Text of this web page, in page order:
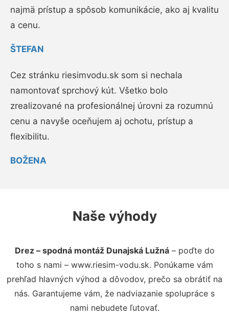
najmä prístup a spôsob komunikácie, ako aj kvalitu
a cenu.
ŠTEFAN
Cez stránku riesimvodu.sk som si nechala
namontovať sprchový kút. Všetko bolo
zrealizované na profesionálnej úrovni za rozumnú
cenu a navyše oceňujem aj ochotu, prístup a
flexibilitu.
BOŽENA
Naše výhody
Drez – spodná montáž Dunajská Lužná– poďte do
toho s nami – www.riesim-vodu.sk. Ponúkame vám
prehľad hlavných výhod a dôvodov, prečo sa obrátiť na
nás. Garantujeme vám, že nadviazanie spolupráce s
nami nebudete ľutovať.